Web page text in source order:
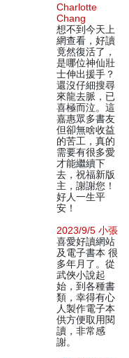
Charlotte
Chang
想不到今天上
網查看，好讀
竟然復活了，
是哪位神仙壯
士伸出援手？
還沒仔細搜尋
來龍去脈，已
喜極而泣。這
嘉惠眾多書友
但卻無啥收益
的苦工，真的
需要有很多愛
才能繼續下
去，祝福新版
主，謝謝您！
好人一生平
安！
2023/9/5 小張
喜愛好讀網站
及電子書本 很
多年月了。從
武俠小說起
始，到各種書
類，幸得有心
人製作電子本
供方便取用閱
讀，非常感
謝。